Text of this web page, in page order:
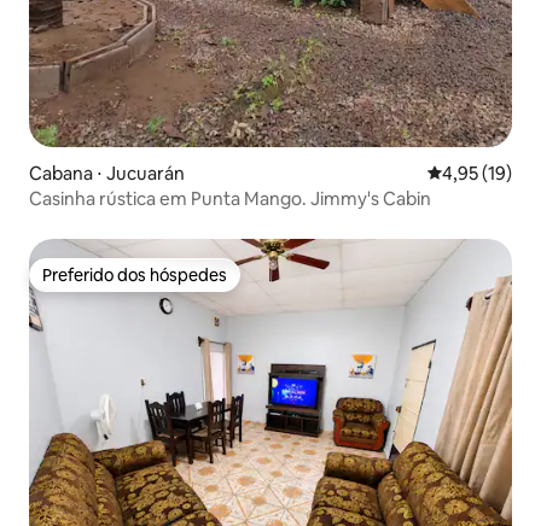
Cabana ⋅ Jucuarán 4,95 de uma
4,95 (19)
Casinha rústica em Punta Mango. Jimmy's Cabin
Preferido dos hóspedes
Preferido dos hóspedes